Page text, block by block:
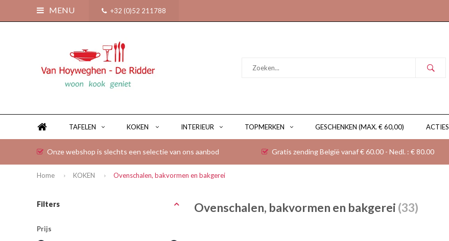
MENU +32 (0)52 211788
TAFELEN KOKEN INTERIEUR TOPMERKEN GESCHENKEN (MAX. € 60,00) ACTIES
Onze webshop is slechts een selectie van ons aanbod Gratis zending België vanaf € 60.00 - Nedl. : € 80.00
Home KOKEN Ovenschalen, bakvormen en bakgerei
Filters
Prijs
Ovenschalen, bakvormen en bakgerei (33)